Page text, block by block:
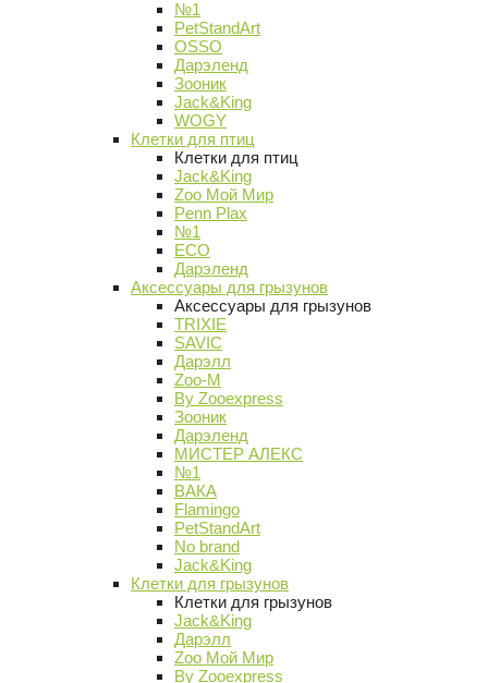
№1
PetStandArt
OSSO
Дарэленд
Зооник
Jack&King
WOGY
Клетки для птиц
Клетки для птиц
Jack&King
Zoo Мой Мир
Penn Plax
№1
ECO
Дарэленд
Аксессуары для грызунов
Аксессуары для грызунов
TRIXIE
SAVIC
Дарэлл
Zoo-M
By Zooexpress
Зооник
Дарэленд
МИСТЕР АЛЕКС
№1
ВАКА
Flamingo
PetStandArt
No brand
Jack&King
Клетки для грызунов
Клетки для грызунов
Jack&King
Дарэлл
Zoo Мой Мир
By Zooexpress